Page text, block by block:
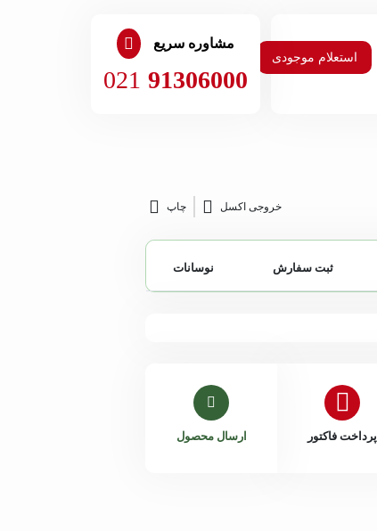
استعلام موجودی
مشاوره سریع
021 91306000
خروجی اکسل چاپ
ثبت سفارش نوسانات
پرداخت فاکتور ارسال محصول